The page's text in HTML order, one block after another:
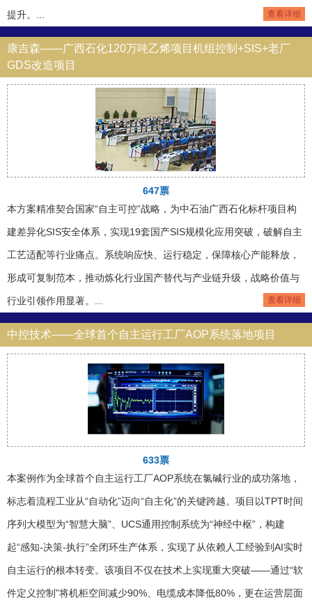
提升。... 查看详细
康吉森——广西石化120万吨乙烯项目机组控制+SIS+老厂
GDS改造项目
647票
本方案精准契合国家“自主可控”战略，为中石油广西石化标杆项目构
建差异化SIS安全体系，实现19套国产SIS规模化应用突破，破解自主
工艺适配等行业痛点。系统响应快、运行稳定，保障核心产能释放，
形成可复制范本，推动炼化行业国产替代与产业链升级，战略价值与
行业引领作用显著。... 查看详细
中控技术——全球首个自主运行工厂AOP系统落地项目
633票
本案例作为全球首个自主运行工厂AOP系统在氯碱行业的成功落地，
标志着流程工业从“自动化”迈向“自主化”的关键跨越。项目以TPT时间
序列大模型为“智慧大脑”、UCS通用控制系统为“神经中枢”，构建
起“感知-决策-执行”全闭环生产体系，实现了从依赖人工经验到AI实时
自主运行的根本转变。该项目不仅在技术上实现重大突破——通过“软
件定义控制”将机柜空间减少90%、电缆成本降低80%，更在运营层面